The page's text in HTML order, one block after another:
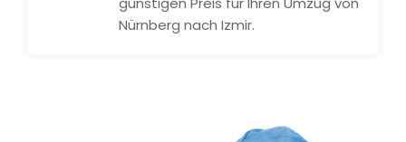
Nürnberg nach Izmir.